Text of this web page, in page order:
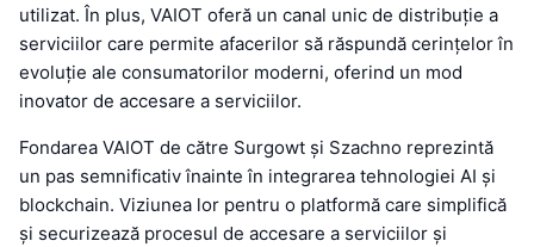
utilizat. În plus, VAIOT oferă un canal unic de distribuție a
serviciilor care permite afacerilor să răspundă cerințelor în
evoluție ale consumatorilor moderni, oferind un mod
inovator de accesare a serviciilor.
Fondarea VAIOT de către Surgowt și Szachno reprezintă
un pas semnificativ înainte în integrarea tehnologiei AI și
blockchain. Viziunea lor pentru o platformă care simplifică
și securizează procesul de accesare a serviciilor și